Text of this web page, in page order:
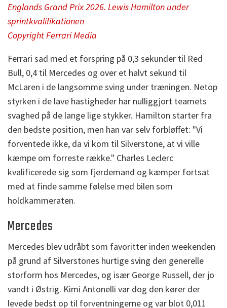
Englands Grand Prix 2026. Lewis Hamilton under
sprintkvalifikationen
Copyright Ferrari Media
Ferrari sad med et forspring på 0,3 sekunder til Red
Bull, 0,4 til Mercedes og over et halvt sekund til
McLaren i de langsomme sving under træningen. Netop
styrken i de lave hastigheder har nulliggjort teamets
svaghed på de lange lige stykker. Hamilton starter fra
den bedste position, men han var selv forbløffet: "Vi
forventede ikke, da vi kom til Silverstone, at vi ville
kæmpe om forreste række." Charles Leclerc
kvalificerede sig som fjerdemand og kæmper fortsat
med at finde samme følelse med bilen som
holdkammeraten.
Mercedes
Mercedes blev udråbt som favoritter inden weekenden
på grund af Silverstones hurtige sving den generelle
storform hos Mercedes, og især George Russell, der jo
vandt i Østrig. Kimi Antonelli var dog den kører der
levede bedst op til forventningerne og var blot 0,011